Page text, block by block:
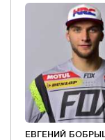
ЕВГЕНИЙ